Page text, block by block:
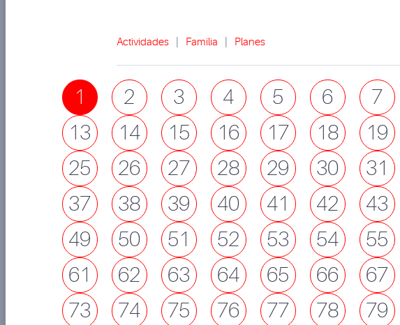
Actividades Familia Planes
1 2 3 4 5 6 7
13
14 15 16 17 18 19
25
26 27 28 29 30 31
37
38 39 40 41 42 43
49
50 51 52 53 54 55
61
62 63 64 65 66 67
73
74 75 76 77 78 79